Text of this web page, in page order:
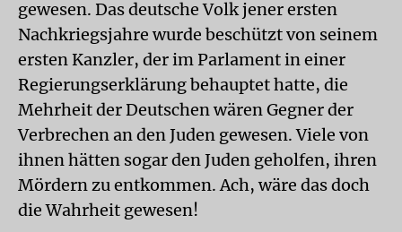
gewesen. Das deutsche Volk jener ersten
Nachkriegsjahre wurde beschützt von seinem
ersten Kanzler, der im Parlament in einer
Regierungserklärung behauptet hatte, die
Mehrheit der Deutschen wären Gegner der
Verbrechen an den Juden gewesen. Viele von
ihnen hätten sogar den Juden geholfen, ihren
Mördern zu entkommen. Ach, wäre das doch
die Wahrheit gewesen!